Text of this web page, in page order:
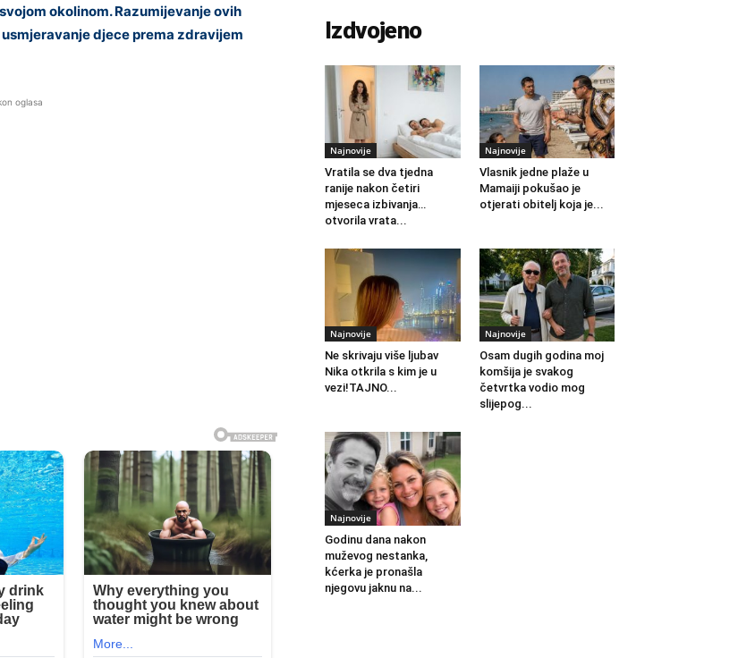
okolinom. Razumijevanje ovih
djece prema zdravijem
oglasa
Izdvojeno
Najnovije
Vratila se dva tjedna
ranije nakon četiri
mjeseca izbivanja…
otvorila vrata...
Najnovije
Vlasnik jedne plaže u
Mamaiji pokušao je
otjerati obitelj koja je...
Najnovije
Ne skrivaju više ljubav
Nika otkrila s kim je u
vezi!TAJNO...
Najnovije
Osam dugih godina moj
komšija je svakog
četvrtka vodio mog
slijepog...
Najnovije
Godinu dana nakon
muževog nestanka,
kćerka je pronašla
njegovu jaknu na...